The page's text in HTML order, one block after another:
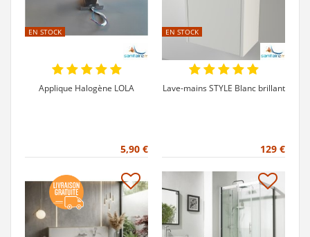
EN STOCK
Applique Halogène LOLA
5,90 €
EN STOCK
Lave-mains STYLE Blanc brillant
129 €